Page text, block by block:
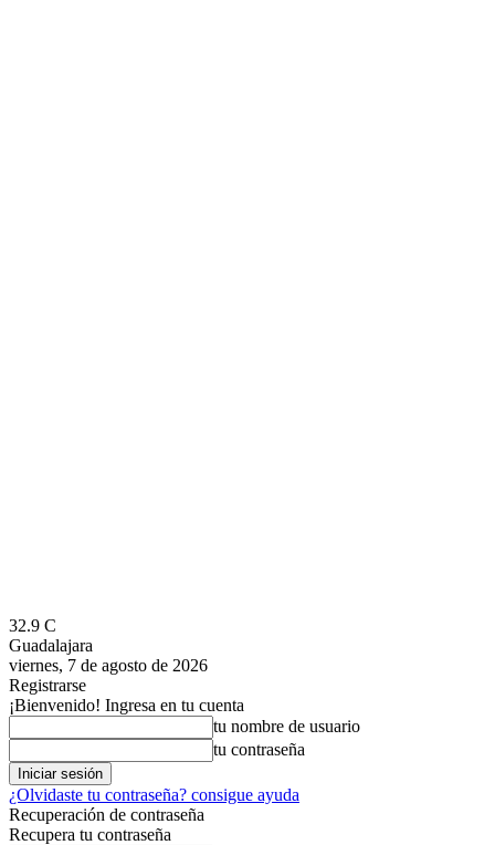
32.9 C
Guadalajara
viernes, 7 de agosto de 2026
Registrarse
¡Bienvenido! Ingresa en tu cuenta
tu nombre de usuario
tu contraseña
¿Olvidaste tu contraseña? consigue ayuda
Recuperación de contraseña
Recupera tu contraseña